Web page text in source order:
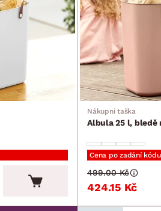
Nákupní taška
Albula 25 l, bledě
Cena po zadání kódu
424.15 Kč
499.00 Kč